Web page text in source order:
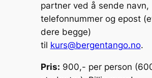
partner ved å sende navn,
telefonnummer og epost
dere begge)
til kurs@bergentango.no.
Pris: 900,- per person